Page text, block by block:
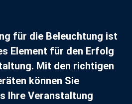
für die Beleuchtung ist
Element für den Erfolg
Mit den richtigen
können Sie
Ihre Veranstaltung